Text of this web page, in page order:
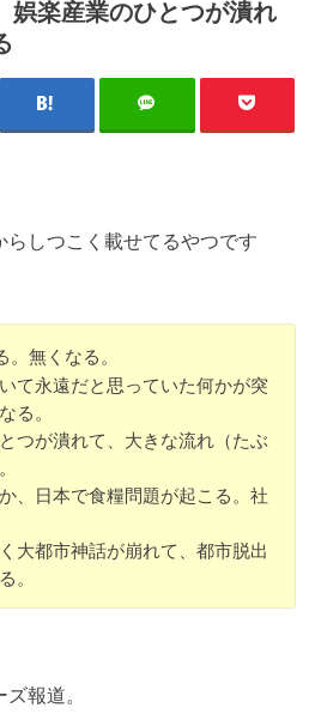
楽産業のひとつが潰れ
らしつこく載せてるやつです
無くなる。
て永遠だと思っていた何かが突
る。
つが潰れて、大きな流れ（たぶ
、日本で食糧問題が起こる。社
大都市神話が崩れて、都市脱出
。
報道。